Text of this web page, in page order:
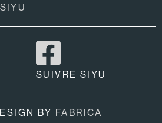
SUIVRE SIYU
BY FABRICA